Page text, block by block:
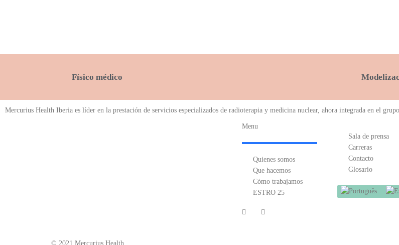
Físico médico
Mercurius Health Iberia es líder en la prestación de servicios especializados de radioterapia y medicina nuclear, ahora integrada en el
Menu
Quienes somos
Que hacemos
Cómo trabajamos
ESTRO 25
Sala de prensa
Carreras
Contacto
Glosario
© 2021 Mercurius Health